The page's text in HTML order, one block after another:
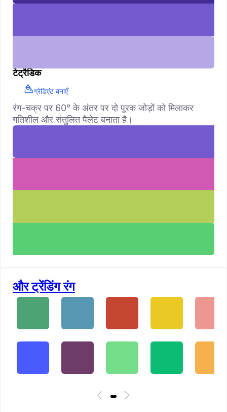
टेट्रैडिक
ग्रेडिएंट बनाएँ
रंग-चक्र पर 60° के अंतर पर दो पूरक जोड़ों को मिलाकर
गतिशील और संतुलित पैलेट बनाता है।
और ट्रेंडिंग रंग